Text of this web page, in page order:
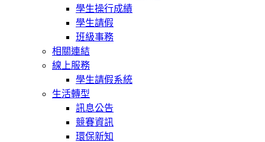
學生操行成績
學生請假
班級事務
相關連結
線上服務
學生請假系統
生活轉型
訊息公告
競賽資訊
環保新知